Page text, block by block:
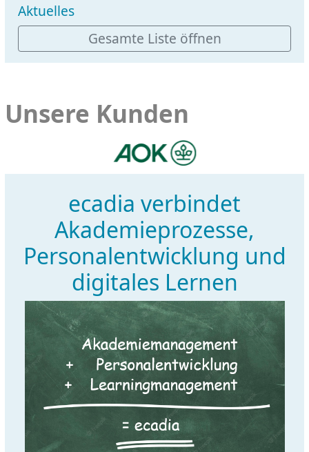
Aktuelles
Gesamte Liste öffnen
Unsere Kunden
ecadia verbindet
Akademieprozesse,
Personalentwicklung und
digitales Lernen